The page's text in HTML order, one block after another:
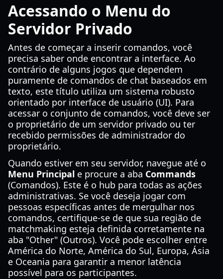
Acessando o Menu do
Servidor Privado
Antes de começar a inserir comandos, você
precisa saber onde encontrar a interface. Ao
contrário de alguns jogos que dependem
puramente de comandos de chat baseados em
texto, este título utiliza um sistema robusto
orientado por interface de usuário (UI). Para
acessar o conjunto de comandos, você deve ser
o proprietário de um servidor privado ou ter
recebido permissões de administrador do
proprietário.
Quando estiver em seu servidor, navegue até o
Menu Principal e procure a aba Commands
(Comandos). Este é o hub para todas as ações
administrativas. Se você deseja jogar com
pessoas específicas antes de mergulhar nos
comandos, certifique-se de que sua região de
matchmaking esteja definida corretamente na
aba "Other" (Outros). Você pode escolher entre
América do Norte, América do Sul, Europa, Ásia
e Oceania para garantir a menor latência
possível para os participantes.